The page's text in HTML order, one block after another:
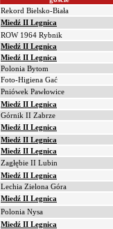
Rekord Bielsko-Biała
Miedź II Legnica
ROW 1964 Rybnik
Miedź II Legnica
Miedź II Legnica
Polonia Bytom
Foto-Higiena Gać
Pniówek Pawłowice
Miedź II Legnica
Górnik II Zabrze
Miedź II Legnica
Miedź II Legnica
Miedź II Legnica
Zagłębie II Lubin
Miedź II Legnica
Lechia Zielona Góra
Miedź II Legnica
Polonia Nysa
Miedź II Legnica